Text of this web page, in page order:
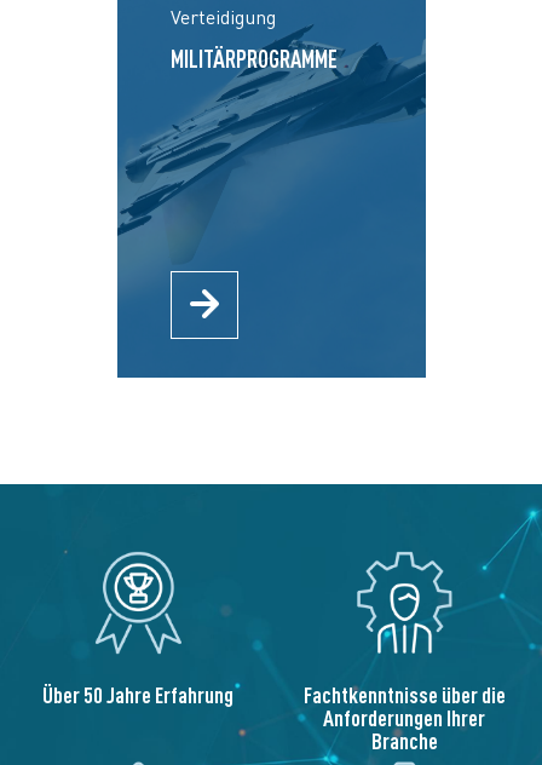
Verteidigung
MILITÄRPROGRAMME
Über 50 Jahre Erfahrung Fachtkenntnisse über die
Anforderungen Ihrer
Branche